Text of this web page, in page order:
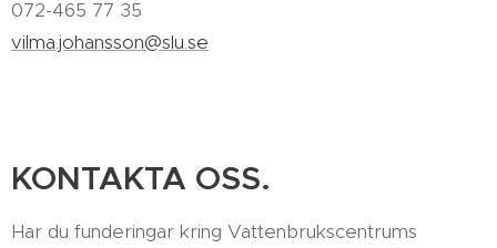
072-465 77 35
vilma.johansson@slu.se
KONTAKTA OSS.
Har du funderingar kring Vattenbrukscentrums